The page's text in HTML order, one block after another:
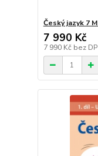
Český jazyk 7
7 990 Kč
7 990 Kč bez